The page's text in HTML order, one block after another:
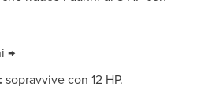
→
sopravvive con 12 HP.